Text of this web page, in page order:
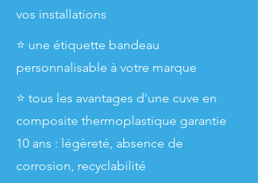
vos installations
⭐ une étiquette bandeau
personnalisable à votre marque
⭐ tous les avantages d'une cuve en
composite thermoplastique garantie
10 ans : légèreté, absence de
corrosion, recyclabilité